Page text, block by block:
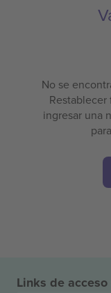
No se
Restablecer
ingresar una
Links de